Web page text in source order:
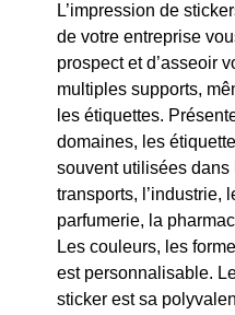
L’impression de
de votre entreprise
prospect et d’asseoir
multiples supports,
les étiquettes.
domaines, les
souvent utilisées dans
transports, l’industrie,
parfumerie, la
Les couleurs, les
est personnalisable.
sticker est sa